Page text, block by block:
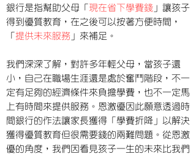
銀行是指幫助父母「 現在省下學費錢 」讓孩子
得到優質教育，在之後可以按著方便時間，
提供未來服務 」來補足。
我們深深了解，對許多年輕父母，當孩子還
小，自己在職場生涯還是處於奮鬥階段，不一
定有足夠的經濟條件來負擔學費，也不一定馬
上有時間來提供服務。恩激優因此願意透過時
間銀行的作法讓家長獲得「學費折降」以解決
獲得優質教育但很需要錢的兩難問題。從恩激
優的角度，我們因看見孩子一生的未來比我們